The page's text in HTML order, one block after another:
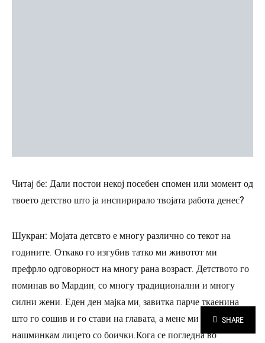
Читај бе: Дали постои некој посебен спомен или момент од
твоето детство што ја инспирирало твојата работа денес?
Шукран: Мојата детсвто е многу различно со текот на
годините. Откако го изгубив татко ми животот ми
префрло одговорност на многу рана возраст. Детството го
поминав во Мардин, со многу традиционални и многу
силни жени. Еден ден мајка ми, завитка парче ткаенина
што го сошив и го стави на главата, а мене ми кажа да и го
нашминкам лицето со боички.Кога се погледна во
SHARE